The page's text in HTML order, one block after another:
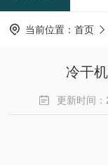
当前位置： 首页
冷干
更新时间